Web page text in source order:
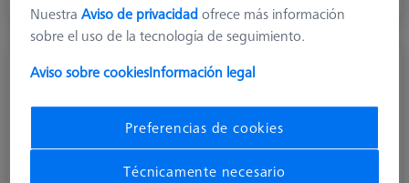
NuestraAviso de privacidadofrece más información
sobre el uso de la tecnología de seguimiento.
Aviso sobre cookiesInformación legal
Preferencias de cookies
Técnicamente necesario